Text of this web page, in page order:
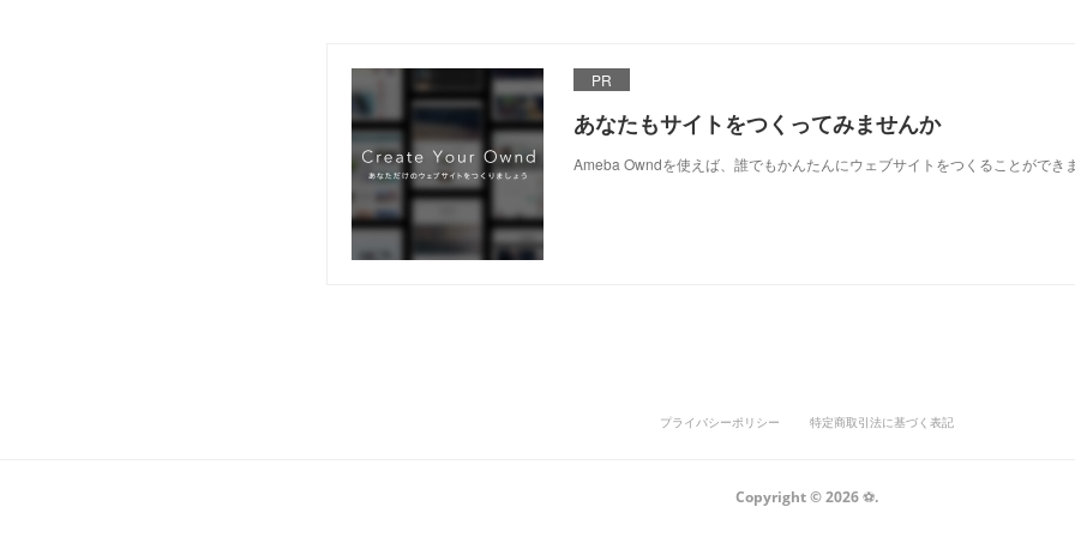
PR
あなたもサイトをつくってみませんか
Ameba Owndを使えば、誰でもかんたんにウェブサイトをつくることができ
プライバシーポリシー 特定商取引法に基づく表記
Copyright ©2026 ⚽️.